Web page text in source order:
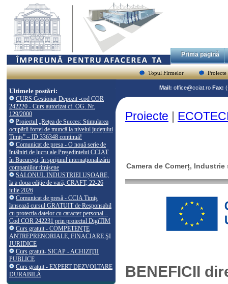
Prima pagină
Topul Firmelor Proiecte
Ultimele postări:
CURS Gestionar Depozit -cod COR
242220 - Curs autorizat cf. OG. Nr.
129/2000
Proiectul „Rețea de Succes: Stimularea
ocupării forței de muncă la nivelul județului
Timiș” – ID 336348 continuă!
Comunicat de presa - O nouă serie de
întâlniri de lucru ale Președintelui CCIAT
în București, în sprijinul internaționalizării
companiilor timișene
SALONUL INDUSTRIEI UȘOARE,
la a doua ediție de vară, CRAFT, 22-26
iulie 2026
Comunicat de presă - CCIA Timiș
lansează cursul GRATUIT de Responsabil
cu protecția datelor cu caracter personal –
Cod COR 242231 prin proiectul DigiTIM
Curs gratuit - COMPETENŢE
ANTREPRENORIALE, FINACIARE ŞI
JURIDICE
Curs gratuit- SICAP - ACHIZIŢII
PUBLICE
Curs gratuit - EXPERT DEZVOLTARE
DURABILĂ
Mail: office@cciat.ro Fax:
Proiecte |
Camera de Comerț,
BENEFICII